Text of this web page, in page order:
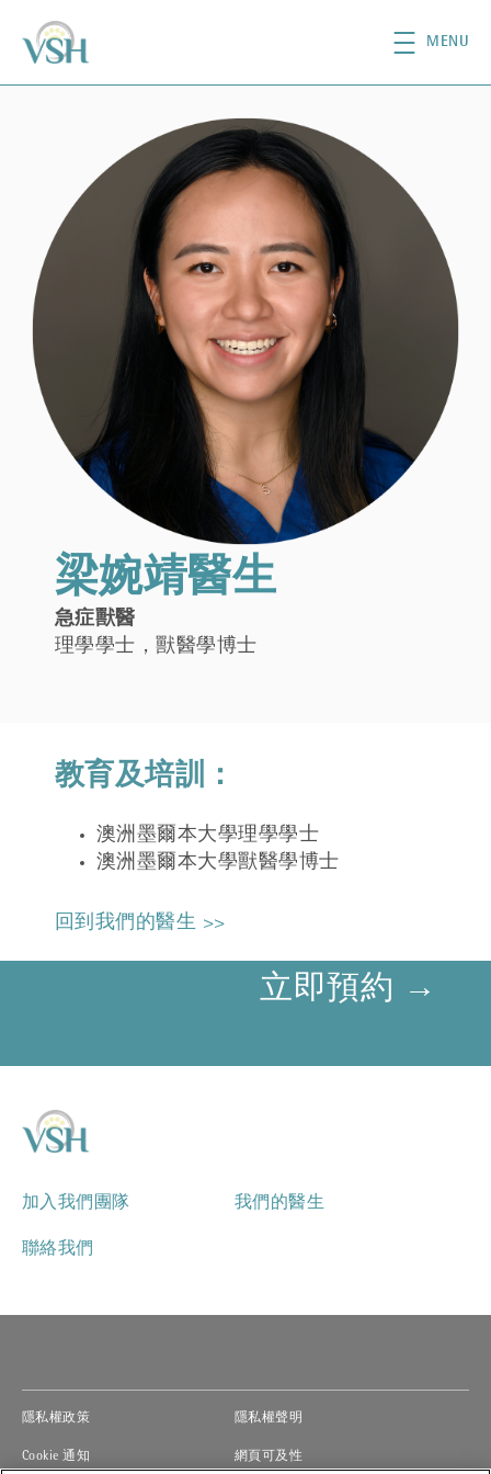
MENU
梁婉靖醫生
急症獸醫
理學學士，獸醫學博士
教育及培訓：
澳洲墨爾本大學理學學士
澳洲墨爾本大學獸醫學博士
回到我們的醫生 >>
立即預約 →
加入我們團隊 我們的醫生
聯絡我們
隱私權政策 隱私權聲明
Cookie 通知 網頁可及性